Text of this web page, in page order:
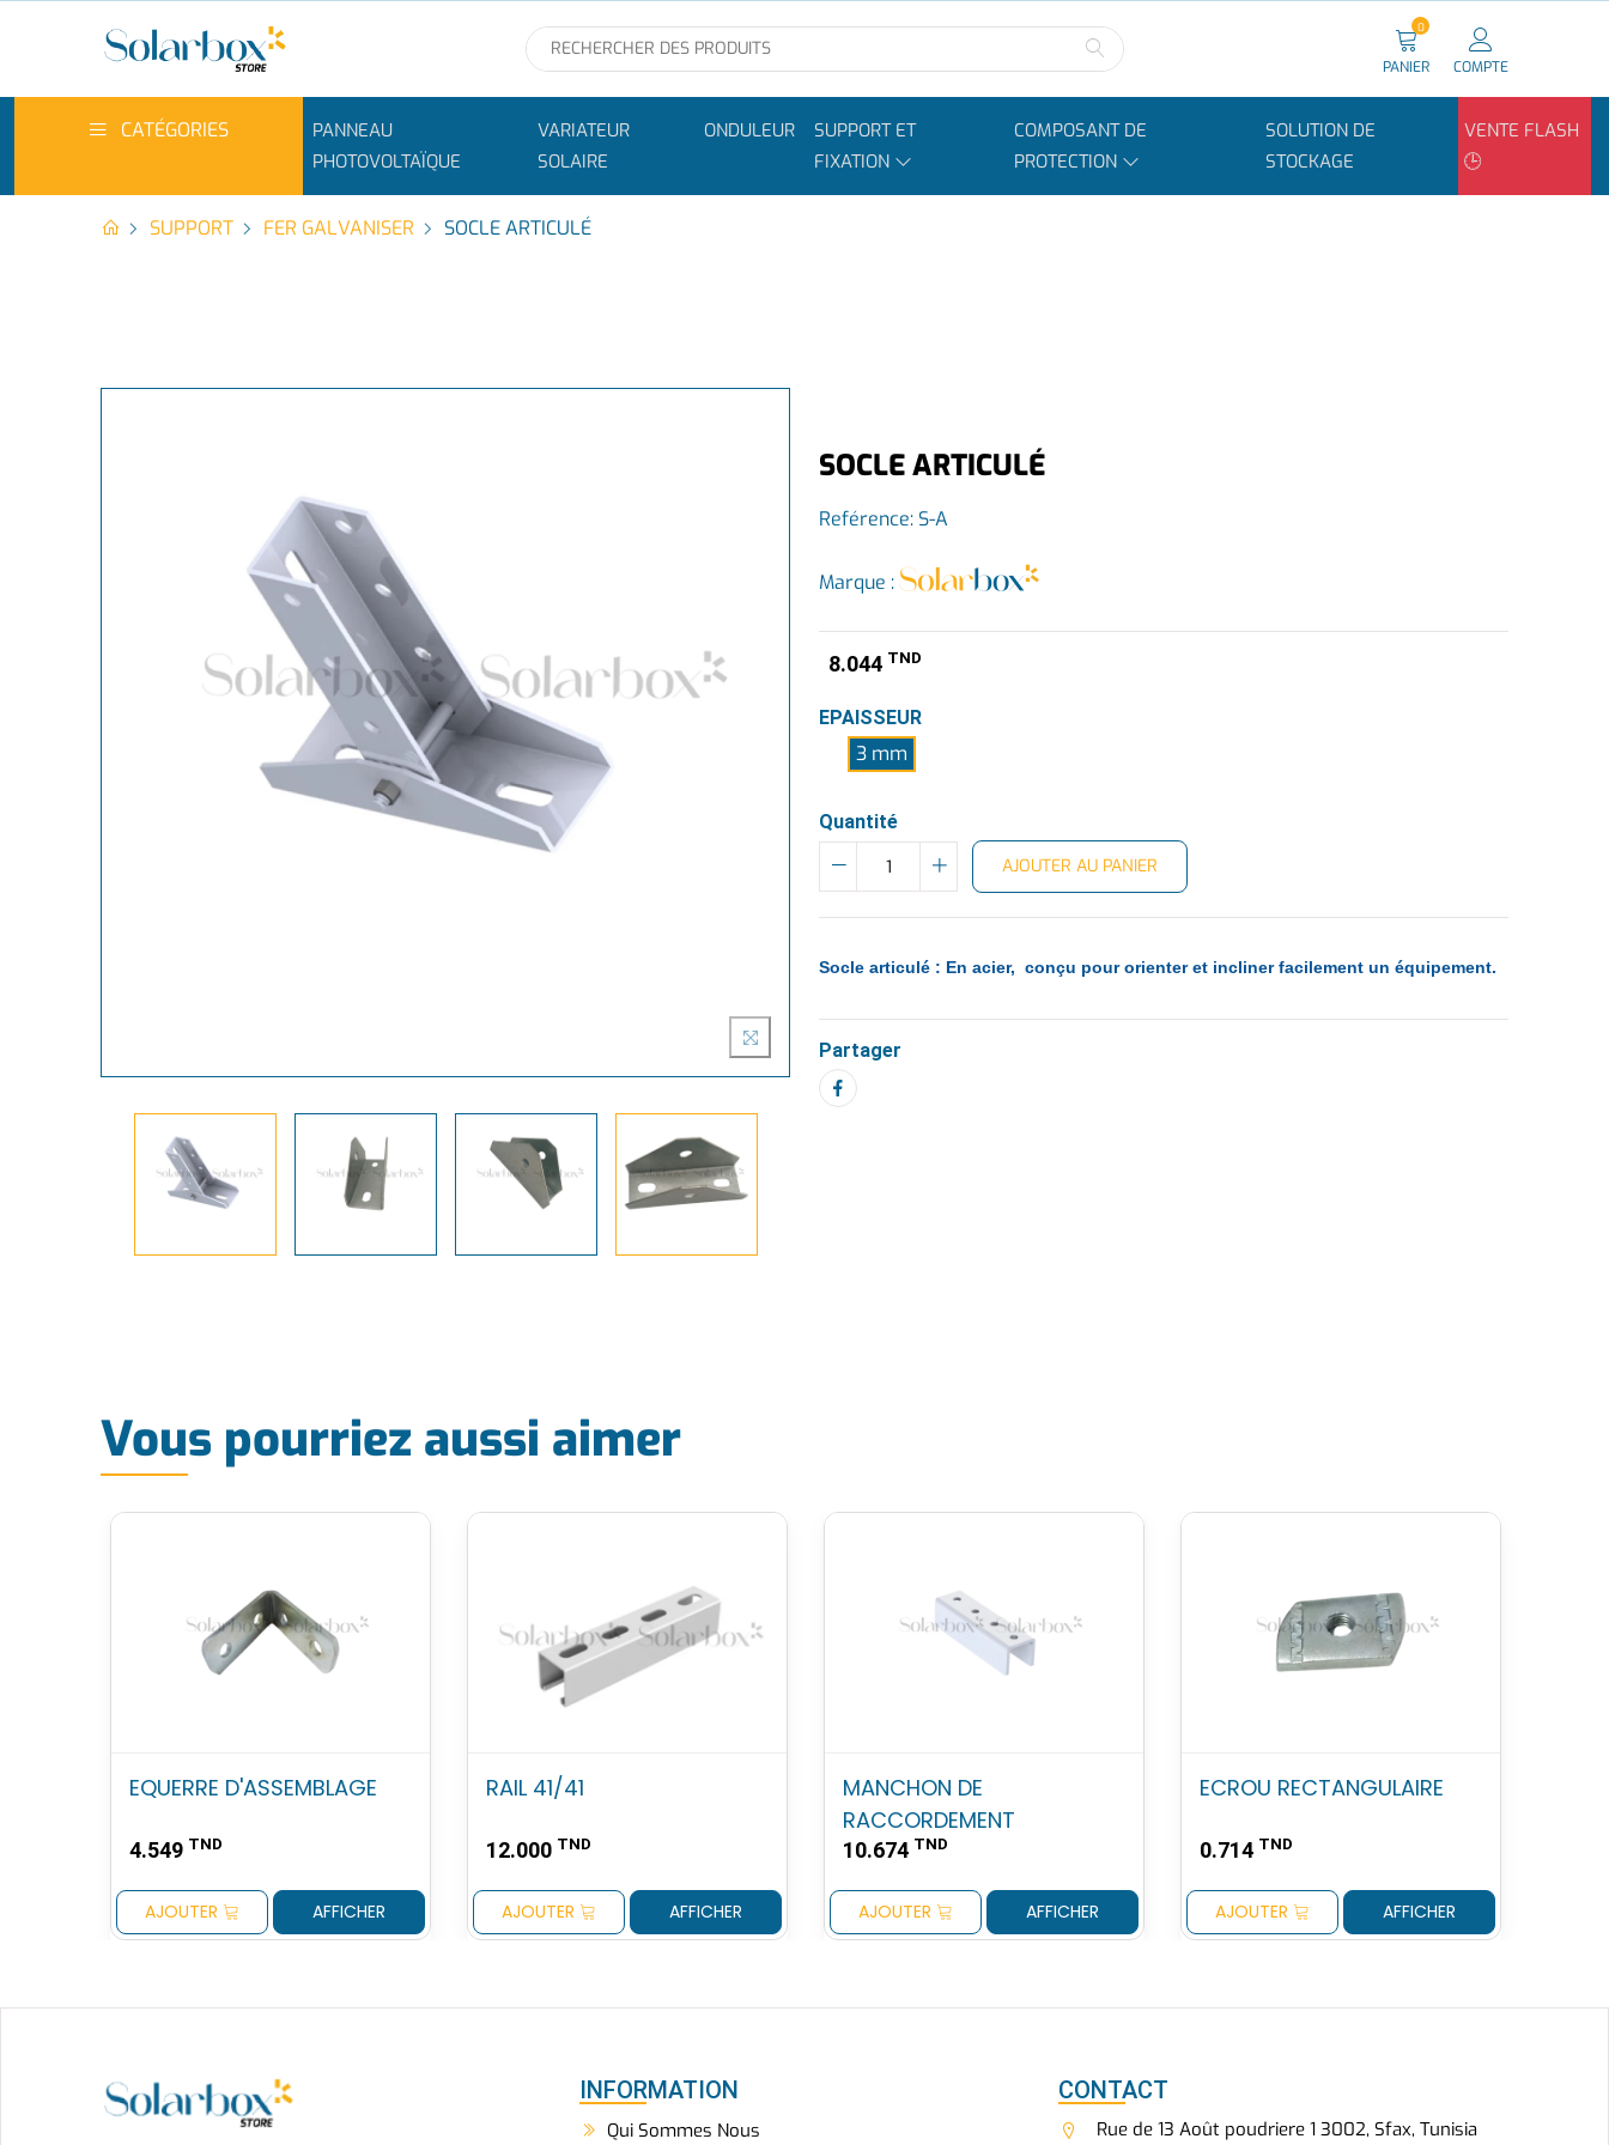
PANIER
0
COMPTE
CATÉGORIES
PANNEAU
PHOTOVOLTAÏQUE
VARIATEUR
SOLAIRE
ONDULEUR
SUPPORT ET
FIXATION
COMPOSANT DE
PROTECTION
SOLUTION DE
STOCKAGE
VENTE FLASH
🕒
SUPPORT FER GALVANISER SOCLE ARTICULÉ
SOCLE ARTICULÉ
Reférence: S-A
Marque :
8.044 TND
EPAISSEUR
3 mm
Quantité
AJOUTER AU PANIER
Socle articulé : En acier, conçu pour orienter et incliner facilement un équipement.
Partager
Vous pourriez aussi aimer
EQUERRE D'ASSEMBLAGE
4.549 TND
AJOUTER AFFICHER
RAIL 41/41
12.000 TND
AJOUTER AFFICHER
MANCHON DE
RACCORDEMENT
10.674 TND
AJOUTER AFFICHER
ECROU RECTANGULAIRE
0.714 TND
AJOUTER AFFICHER
INFORMATION
Qui Sommes Nous
CONTACT
Rue de 13 Août poudriere 1 3002, Sfax, Tunisia